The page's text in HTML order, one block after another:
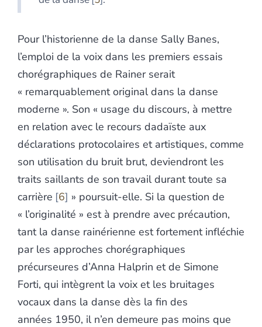
Pour l’historienne de la danse Sally Banes,
l’emploi de la voix dans les premiers essais
chorégraphiques de Rainer serait
« remarquablement original dans la danse
moderne ». Son « usage du discours, à mettre
en relation avec le recours dadaïste aux
déclarations protocolaires et artistiques, comme
son utilisation du bruit brut, deviendront les
traits saillants de son travail durant toute sa
carrière 6 » poursuit-elle. Si la question de
« l’originalité » est à prendre avec précaution,
tant la danse rainérienne est fortement infléchie
par les approches chorégraphiques
précurseures d’Anna Halprin et de Simone
Forti, qui intègrent la voix et les bruitages
vocaux dans la danse dès la fin des
années 1950, il n’en demeure pas moins que